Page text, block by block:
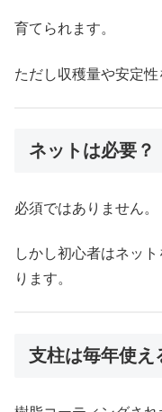
育てられます。
ただし収穫量や安定性
ネットは必要？
必須ではありません。
しかし初心者はネッ
ります。
支柱は毎年使え